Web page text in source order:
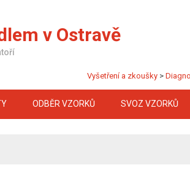
v Ostravě
Vyšetření a zkoušky >
ODBĚR VZORKŮ SVOZ VZORKŮ